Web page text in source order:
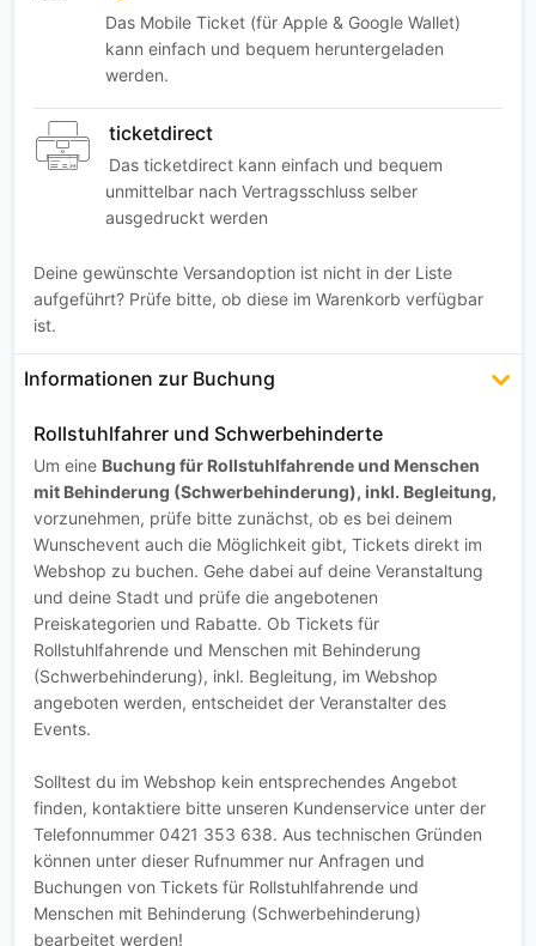
Das Mobile Ticket (für Apple & Google Wallet)
kann einfach und bequem heruntergeladen
werden.
ticketdirect
Das ticketdirect kann einfach und bequem
unmittelbar nach Vertragsschluss selber
ausgedruckt werden
Deine gewünschte Versandoption ist nicht in der Liste
aufgeführt? Prüfe bitte, ob diese im Warenkorb verfügbar
ist.
Informationen zur Buchung
Rollstuhlfahrer und Schwerbehinderte
Um eine Buchung für Rollstuhlfahrende und Menschen
mit Behinderung (Schwerbehinderung), inkl. Begleitung,
vorzunehmen, prüfe bitte zunächst, ob es bei deinem
Wunschevent auch die Möglichkeit gibt, Tickets direkt im
Webshop zu buchen. Gehe dabei auf deine Veranstaltung
und deine Stadt und prüfe die angebotenen
Preiskategorien und Rabatte. Ob Tickets für
Rollstuhlfahrende und Menschen mit Behinderung
(Schwerbehinderung), inkl. Begleitung, im Webshop
angeboten werden, entscheidet der Veranstalter des
Events.
Solltest du im Webshop kein entsprechendes Angebot
finden, kontaktiere bitte unseren Kundenservice unter der
Telefonnummer 0421 353 638. Aus technischen Gründen
können unter dieser Rufnummer nur Anfragen und
Buchungen von Tickets für Rollstuhlfahrende und
Menschen mit Behinderung (Schwerbehinderung)
bearbeitet werden!